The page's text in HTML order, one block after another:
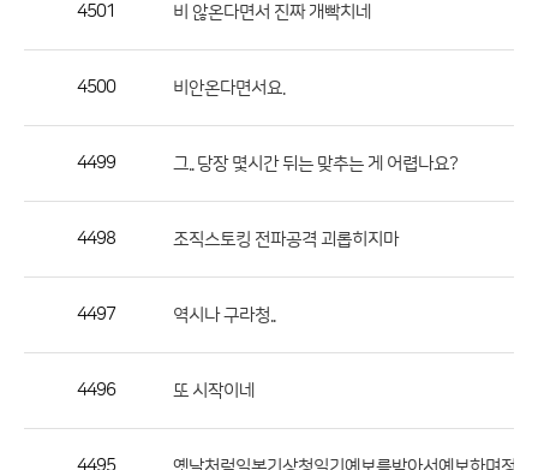
론
호,
4501 비 않온다면서 진짜 개빡치네
4500 비안온다면서요.
4499 그.. 당장 몇시간 뒤는 맞추는 게 어렵나요?
4498 조직스토킹 전파공격 괴롭히지마
4497 역시나 구라청..
4496 또 시작이네
4495